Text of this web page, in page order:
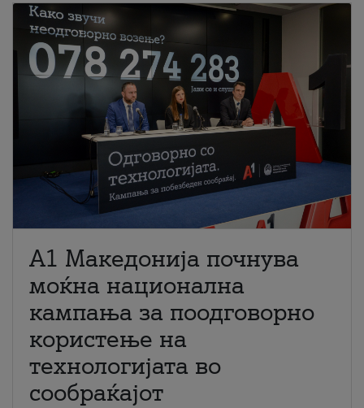
A1 Македонија почнува
моќна национална
кампања за поодговорно
користење на
технологијата во
сообраќајот